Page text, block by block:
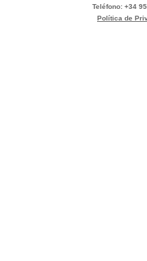
Teléfono: +34
Política de